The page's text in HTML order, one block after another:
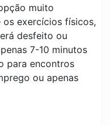
muito
exercícios físicos,
desfeito ou
7-10 minutos
para encontros
ou apenas